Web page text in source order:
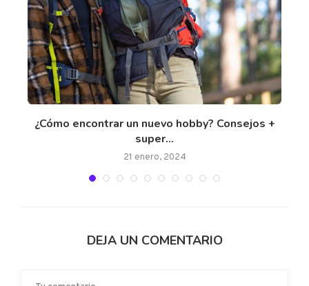
¿Cómo encontrar un nuevo hobby? Consejos +
super...
21 enero, 2024
DEJA UN COMENTARIO